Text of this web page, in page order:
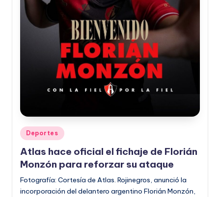
Publicado
en
Deportes
Atlas hace oficial el fichaje de Florián
Monzón para reforzar su ataque
Fotografía: Cortesía de Atlas. Rojinegros, anunció la
incorporación del delantero argentino Florián Monzón,